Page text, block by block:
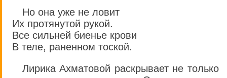
Но она уже не ловит
Их протянутой рукой.
Все сильней биенье крови
В теле, раненном тоской.
Лирика Ахматовой раскрывает не только